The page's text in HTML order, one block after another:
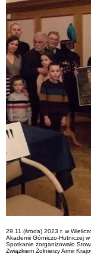
29.11.(środa) 2023 r. w
Akademii Górniczo-Hutniczej
Spotkanie zorganizowało
Związkiem Żołnierzy Armii